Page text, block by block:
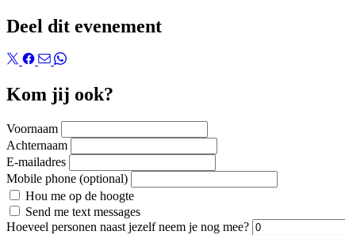
Deel dit evenement
Kom jij ook?
Voornaam
Achternaam
E-mailadres
Mobile phone (optional)
Hou me op de hoogte
Send me text messages
Hoeveel personen naast jezelf neem je nog mee?